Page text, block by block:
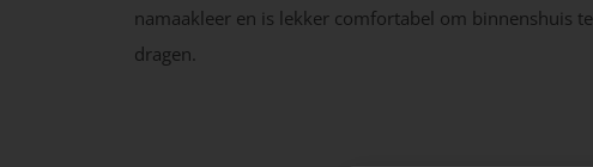
namaakleer en is lekker comfortabel om binnenshuis te
dragen.